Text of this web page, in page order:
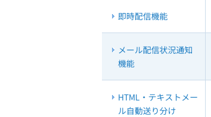
即時配信機能
メール配信状況通知
機能
HTML・テキストメー
ル自動送り分け